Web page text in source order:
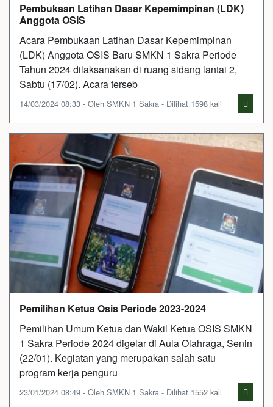
Pembukaan Latihan Dasar Kepemimpinan (LDK)
Anggota OSIS
Acara Pembukaan Latihan Dasar Kepemimpinan
(LDK) Anggota OSIS Baru SMKN 1 Sakra Periode
Tahun 2024 dilaksanakan di ruang sidang lantai 2,
Sabtu (17/02). Acara terseb
14/03/2024 08:33 - Oleh SMKN 1 Sakra - Dilihat 1598 kali
Pemilihan Ketua Osis Periode 2023-2024
Pemilihan Umum Ketua dan Wakil Ketua OSIS SMKN
1 Sakra Periode 2024 digelar di Aula Olahraga, Senin
(22/01). Kegiatan yang merupakan salah satu
program kerja penguru
23/01/2024 08:49 - Oleh SMKN 1 Sakra - Dilihat 1552 kali